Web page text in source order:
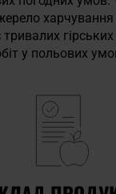
харчування
гірських
у польових